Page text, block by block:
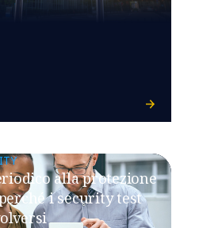
alla protezione
i security test